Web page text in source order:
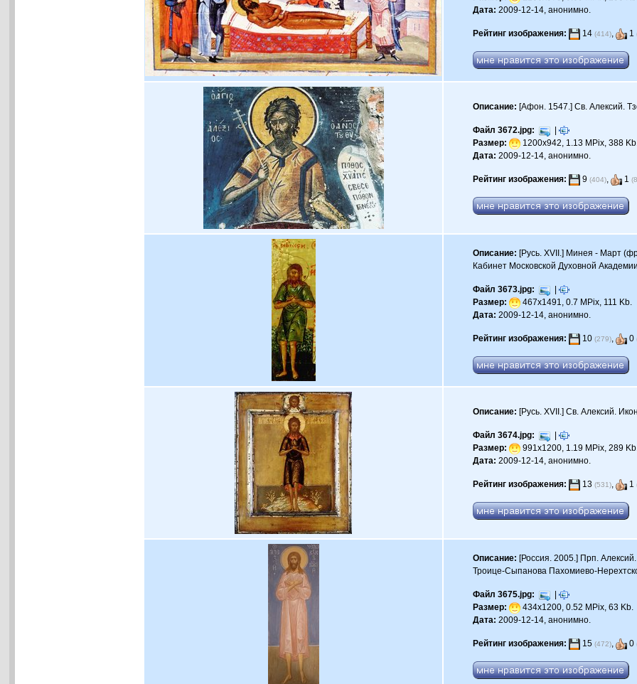
Дата: 2009-12-14, анонимно.
Рейтинг изображения: 14(414), 1
Описание: [Афон. 1547.] Св. Алексий.
Файл 3672.jpg:
|
Размер:
1200x942, 1.13 MPix, 388
Дата: 2009-12-14, анонимно.
Рейтинг изображения: 9(404), 1
Описание: [Русь. XVII.] Минея - Март
Кабинет Московской Духовной
Файл 3673.jpg:
|
Размер:
467x1491, 0.7 MPix, 111 Kb.
Дата: 2009-12-14, анонимно.
Рейтинг изображения: 10(279), 0
Описание: [Русь. XVII.] Св. Алексий.
Файл 3674.jpg:
|
Размер:
991x1200, 1.19 MPix, 289
Дата: 2009-12-14, анонимно.
Рейтинг изображения: 13(531), 1
Описание: [Россия. 2005.] Прп.
Троице-Сыпанова Пахомиево-
Файл 3675.jpg:
|
Размер:
434x1200, 0.52 MPix, 63 Kb.
Дата: 2009-12-14, анонимно.
Рейтинг изображения: 15(472), 0